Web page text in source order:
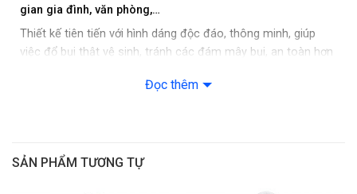
Hãng: Philips.
gian gia đình, văn phòng,…
Thiết kế tiên tiến với hình dáng độc đáo, thông minh, giúp
việc đổ bụi thật vệ sinh, tránh các đám mây bụi, an toàn hơn
Đọc thêm
SẢN PHẨM TƯƠNG TỰ